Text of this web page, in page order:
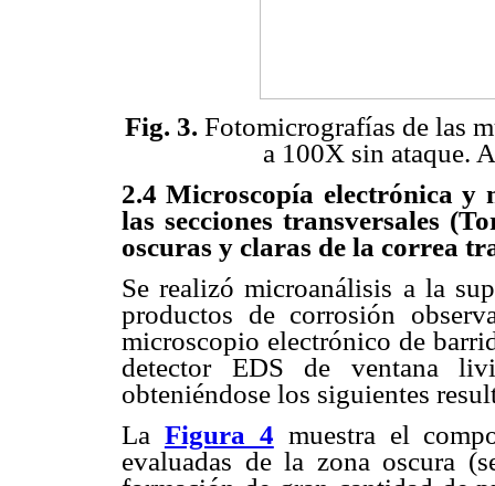
Fig. 3. Fotomicrografías de las
a 100X sin ataque.
2.4 Microscopía electrónica y
las secciones transversales
oscuras y claras de la correa
Se realizó microanálisis a la
productos de corrosión
microscopio electrónico de
detector EDS de ventana
obteniéndose los siguientes
La Figura 4 muestra el
evaluadas de la zona oscura